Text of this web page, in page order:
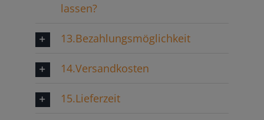
lassen?
13.Bezahlungsmöglichkeit
14.Versandkosten
15.Lieferzeit